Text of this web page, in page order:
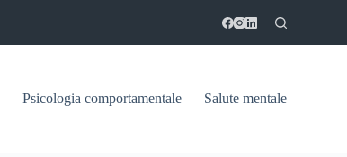
Psicologia comportamentale Salute mentale